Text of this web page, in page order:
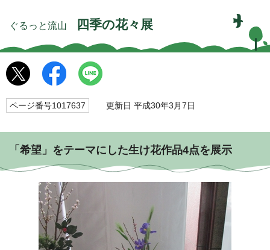
ぐるっと流山 四季の花々展
ページ番号1017637 更新日 平成30年3月7日
「希望」をテーマにした生け花作品4点を展示